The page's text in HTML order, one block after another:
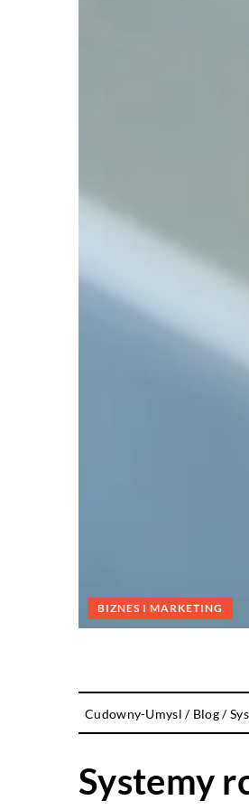
BIZNES I MARKETING
Cudowny-Umysl / Blog/
Systemy